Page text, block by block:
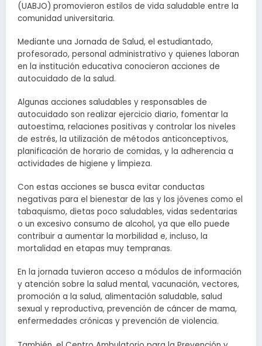
(UABJO) promovieron estilos de vida saludable entre la
comunidad universitaria.
Mediante una Jornada de Salud, el estudiantado,
profesorado, personal administrativo y quienes laboran
en la institución educativa conocieron acciones de
autocuidado de la salud.
Algunas acciones saludables y responsables de
autocuidado son realizar ejercicio diario, fomentar la
autoestima, relaciones positivas y controlar los niveles
de estrés, la utilización de métodos anticonceptivos,
planificación de horario de comidas, y la adherencia a
actividades de higiene y limpieza.
Con estas acciones se busca evitar conductas
negativas para el bienestar de las y los jóvenes como el
tabaquismo, dietas poco saludables, vidas sedentarias
o un excesivo consumo de alcohol, ya que ello puede
contribuir a aumentar la morbilidad e, incluso, la
mortalidad en etapas muy tempranas.
En la jornada tuvieron acceso a módulos de información
y atención sobre la salud mental, vacunación, vectores,
promoción a la salud, alimentación saludable, salud
sexual y reproductiva, prevención de cáncer de mama,
enfermedades crónicas y prevención de violencia.